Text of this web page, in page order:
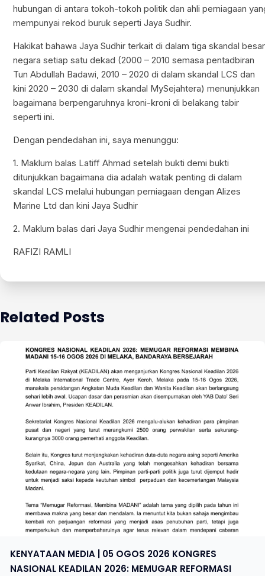
hubungan di antara tokoh-tokoh politik dan ahli perniagaan
mempunyai rekod buruk seperti Jaya Sudhir.
Hakikat bahawa Jaya Sudhir terkait di dalam tiga skandal besar
negara setiap satu dekad (2000 – 2010 semasa pentadbiran
Tun Abdullah Badawi, 2010 – 2020 di dalam skandal LCS dan
kini 2020 – 2030 di dalam skandal MySejahtera) menunjukkan
bagaimana berpengaruhnya kroni-kroni di belakang tabir
seperti ini.
Dengan pendedahan ini, saya menunggu:
1. Maklum balas Latiff Ahmad setelah bukti demi bukti
ditunjukkan bagaimana dia adalah watak penting di dalam
skandal LCS melalui hubungan perniagaan dengan Alizes
Marine Ltd dan kini Jaya Sudhir
2. Maklum balas dari Jaya Sudhir mengenai pendedahan ini
RAFIZI RAMLI
Related Posts
KENYATAAN MEDIA | 05 OGOS 2026 KONGRES
NASIONAL KEADILAN 2026: MEMUGAR REFORMASI